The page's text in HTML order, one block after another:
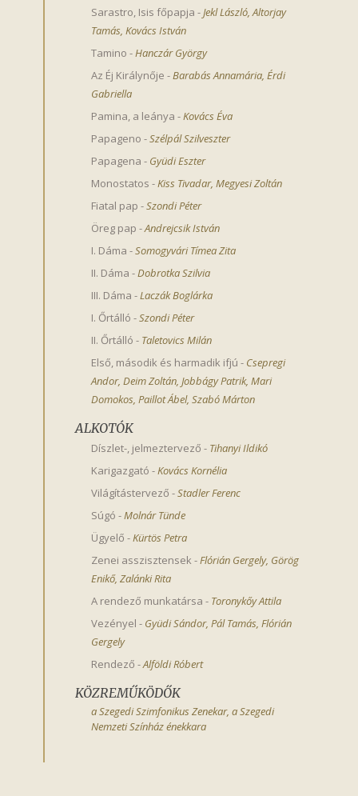
Sarastro, Isis főpapja -Jekl László,Altorjay
Tamás, Kovács István
Tamino -Hanczár György
Az Éj Királynője -Barabás Annamária, Érdi
Gabriella
Pamina, a leánya -Kovács Éva
Papageno -Szélpál Szilveszter
Papagena - Gyüdi Eszter
Monostatos -Kiss Tivadar, Megyesi Zoltán
Fiatal pap -Szondi Péter
Öreg pap -Andrejcsik István
I. Dáma -Somogyvári Tímea Zita
II. Dáma -Dobrotka Szilvia
III. Dáma -Laczák Boglárka
I. Őrtálló -Szondi Péter
II. Őrtálló - Taletovics Milán
Első, második és harmadik ifjú - Csepregi
Andor, Deim Zoltán, Jobbágy Patrik, Mari
Domokos, Paillot Ábel, Szabó Márton
ALKOTÓK
Díszlet-, jelmeztervező - Tihanyi Ildikó
Karigazgató -Kovács Kornélia
Világítástervező -Stadler Ferenc
Súgó -Molnár Tünde
Ügyelő -Kürtös Petra
Zenei asszisztensek -Flórián Gergely, Görög
Enikő, Zalánki Rita
A rendező munkatársa - Toronykőy Attila
Vezényel - Gyüdi Sándor, Pál Tamás, Flórián
Gergely
Rendező -Alföldi Róbert
KÖZREMŰKÖDŐK
a Szegedi Szimfonikus Zenekar, a Szegedi
Nemzeti Színház énekkara